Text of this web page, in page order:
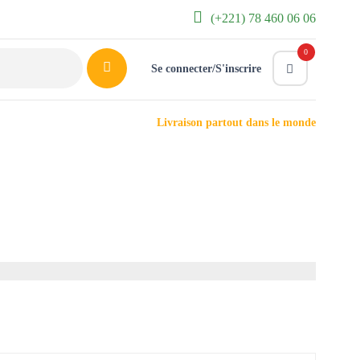
(+221) 78 460 06 06
Se connecter/S'inscrire
0
Livraison partout dans le monde